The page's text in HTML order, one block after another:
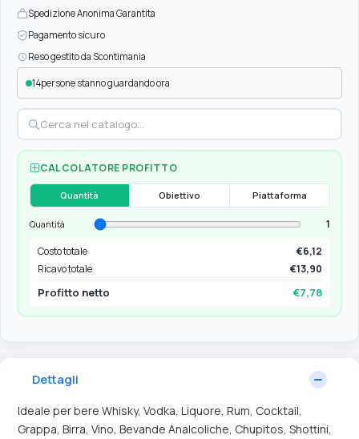
Spedizione Anonima Garantita
Pagamento sicuro
Reso gestito da Scontimania
14persone stanno guardando ora
CALCOLATORE PROFITTO
Quantità Obiettivo Piattaforma
Quantità
1
Costo totale
€6,12
Ricavo totale
€13,90
Profitto netto €7,78
Dettagli
Ideale per bere Whisky, Vodka, Liquore, Rum, Cocktail,
Grappa, Birra, Vino, Bevande Analcoliche, Chupitos, Shottini,